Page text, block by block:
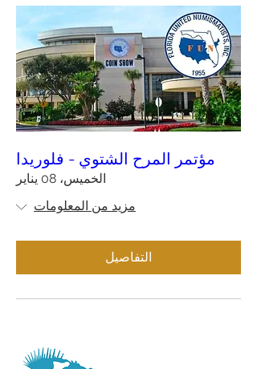
مؤتمر المرح الشتوي - فلوريدا
الخميس، 08 يناير
مزيد من المعلومات
التفاصيل